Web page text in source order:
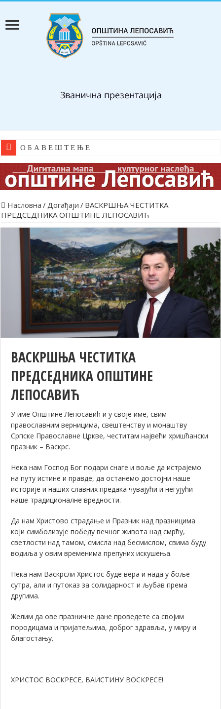
О Б А В Е Ш Т Е Њ Е
Насловна /Догађаји / ВАСКРШЊА ЧЕСТИТКА
ПРЕДСЕДНИКА ОПШТИНЕ ЛЕПОСАВИЋ
ВАСКРШЊА ЧЕСТИТКА
ПРЕДСЕДНИКА ОПШТИНЕ
ЛЕПОСАВИЋ
У име Општине Лепосавић и у своје име, свим
православним верницима, свештенству и монаштву
Српске Православне Цркве, честитам највећи хришћански
празник – Васкрс.
Нека нам Господ Бог подари снаге и воље да истрајемо
на путу истине и правде, да останемо достојни наше
историје и наших славних предака чувајући и негујући
наше традиционалне вредности.
Да нам Христово страдање и Празник над празницима
који симболизује победу вечног живота над смрћу,
светлости над тамом, смисла над бесмислом, свима буду
водиља у овим временима препуних искушења.
Нека нам Васкрсли Христос буде вера и нада у боље
сутра, али и путоказ за солидарност и љубав према
другима.
Желим да ове празничне дане проведете са својим
породицама и пријатељима, доброг здравља, у миру и
благостању.
ХРИСТОС ВОСКРЕСЕ, ВАИСТИНУ ВОСКРЕСЕ!